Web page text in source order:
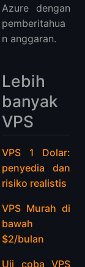
Azure dengan
pemberitahua
n anggaran.
Lebih
banyak
VPS
VPS 1 Dolar:
penyedia dan
risiko realistis
VPS Murah di
bawah
$2/bulan
Uji coba VPS